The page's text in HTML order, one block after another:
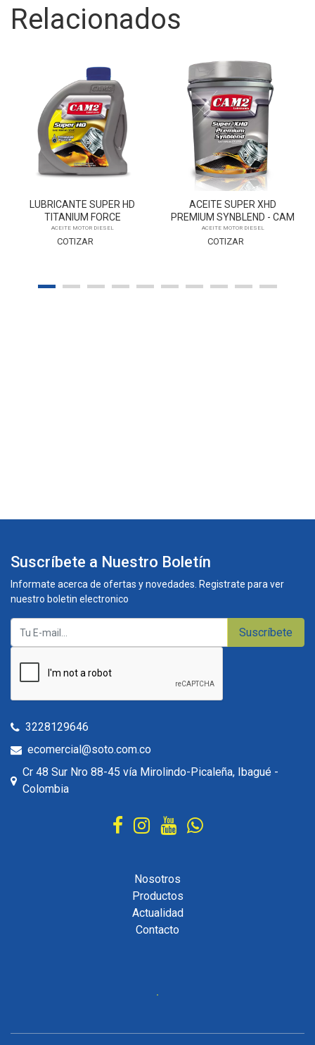
Relacionados
LUBRICANTE SUPER HD
TITANIUM FORCE
ACEITE MOTOR DIESEL
COTIZAR
ACEITE SUPER XHD
PREMIUM SYNBLEND - CAM
2
ACEITE MOTOR DIESEL
COTIZAR
Suscríbete a Nuestro Boletín
Informate acerca de ofertas y novedades. Registrate para ver
nuestro boletin electronico
Suscríbete
3228129646
ecomercial@soto.com.co
Cr 48 Sur Nro 88-45 vía Mirolindo-Picaleña, Ibagué -
Colombia
Nosotros
Productos
Actualidad
Contacto